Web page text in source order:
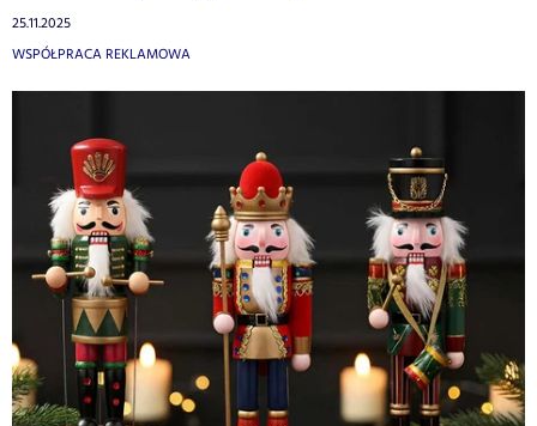
25.11.2025
WSPÓŁPRACA REKLAMOWA